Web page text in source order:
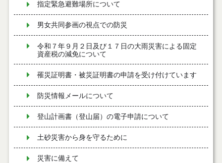
指定緊急避難場所について
男女共同参画の視点での防災
令和７年９月２日及び１７日の大雨災害による固定
資産税の減免について
罹災証明書・被災証明書の申請を受け付けています
防災情報メールについて
登山計画書（登山届）の電子申請について
土砂災害から身を守るために
災害に備えて